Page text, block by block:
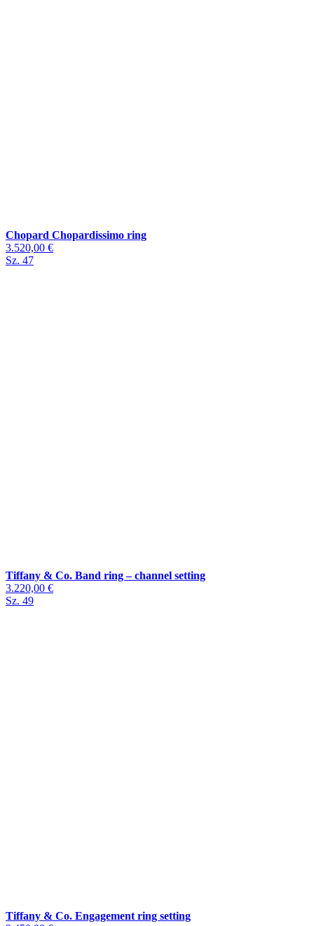
Chopard Chopardissimo ring
3.520,00 €
Sz. 47
Tiffany & Co. Band ring – channel setting
3.220,00 €
Sz. 49
Tiffany & Co. Engagement ring setting